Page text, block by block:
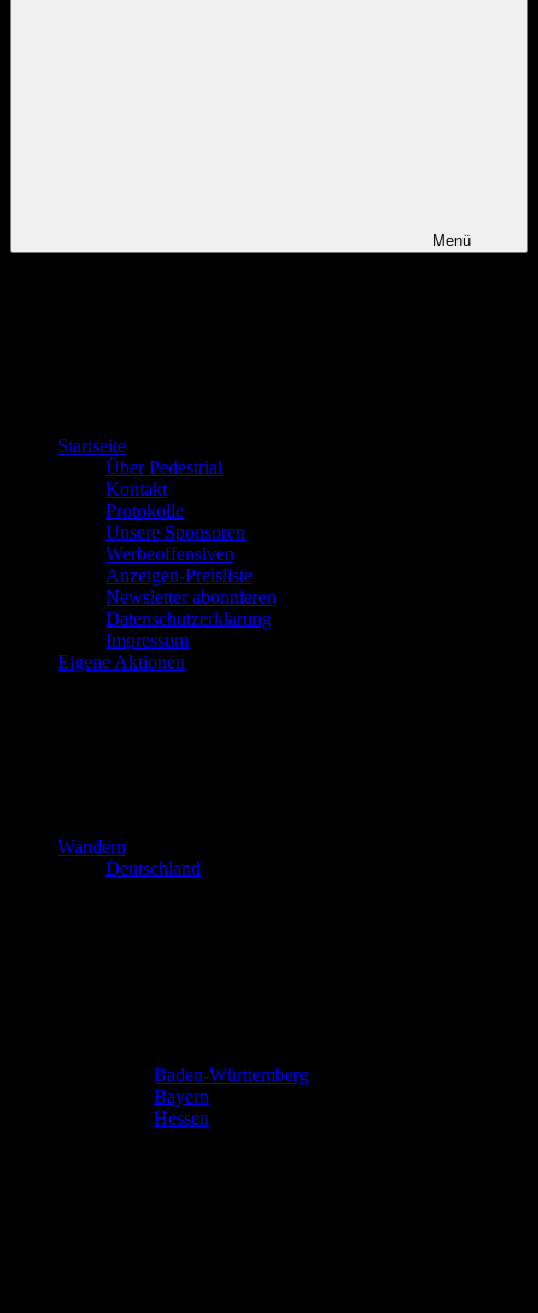
Menü
Startseite
Über Pedestrial
Kontakt
Protokolle
Unsere Sponsoren
Werbeoffensiven
Anzeigen-Preisliste
Newsletter abonnieren
Datenschutzerklärung
Impressum
Eigene Aktionen
Wandern
Deutschland
Baden-Württemberg
Bayern
Hessen